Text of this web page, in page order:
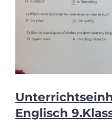
Englisch